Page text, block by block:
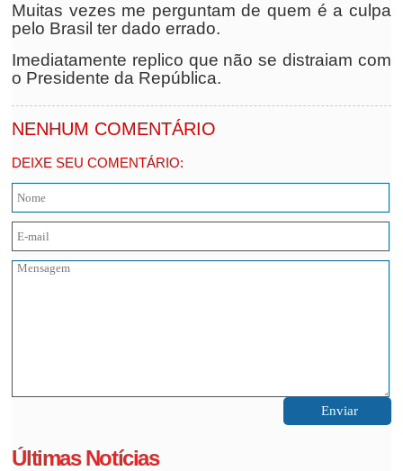
Muitas vezes me perguntam de quem é a culpa
pelo Brasil ter dado errado.
Imediatamente replico que não se distraiam com
o Presidente da República.
NENHUM COMENTÁRIO
DEIXE SEU COMENTÁRIO:
Últimas Notícias